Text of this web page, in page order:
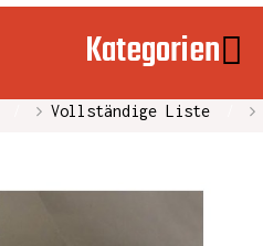
Kategorien
Vollständige Liste